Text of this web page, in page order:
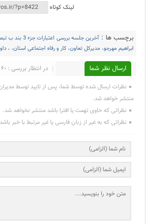
لینک کوتاه
برچسب ها : آخرین جلسه بررسی اعتبارات جزء 3 بند ب تبصره قانون بودجه سال 1403
ابراهیم مهرجو، مدیرکل تعاون، کار و رفاه اجتماعی استان، ،
ارسال نظر شما
در انتظار بررسی : 60
نظرات ارسال شده توسط شما، پس از تایید توسط
منتشر خواهد شد.
نظراتی که حاوی تهمت یا افترا باشد منتشر نخواهد شد.
نظراتی که به غیر از زبان فارسی یا غیر مرتبط با خبر